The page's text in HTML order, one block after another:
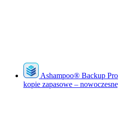
Ashampoo® Backup
kopie zapasowe –